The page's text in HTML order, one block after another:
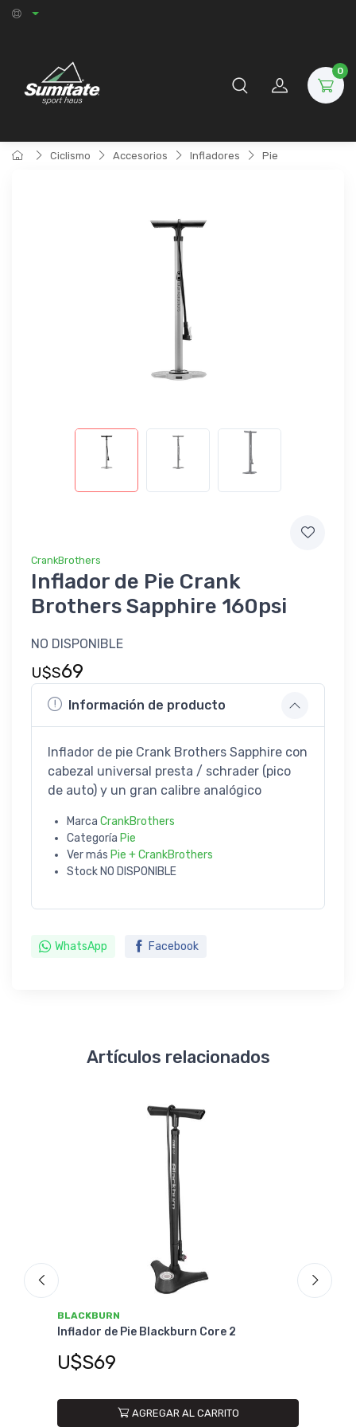
0
Ciclismo Accesorios Infladores Pie
CrankBrothers
Inflador de Pie Crank
Brothers Sapphire 160psi
NO DISPONIBLE
U$S69
Información de producto
Inflador de pie Crank Brothers Sapphire con
cabezal universal presta / schrader (pico
de auto) y un gran calibre analógico
Marca CrankBrothers
Categoría Pie
Ver más Pie + CrankBrothers
Stock NO DISPONIBLE
WhatsApp Facebook
Artículos relacionados
BLACKBURN
Inflador de Pie Blackburn Core 3
U$S99
AGREGAR AL CARRITO